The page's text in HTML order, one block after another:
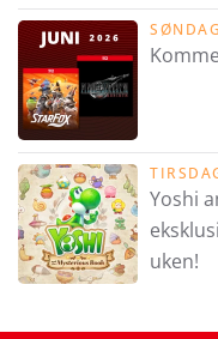
Yoshi
uken!